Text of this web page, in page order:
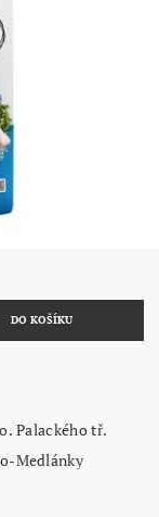
Palackého tř.
Medlánky